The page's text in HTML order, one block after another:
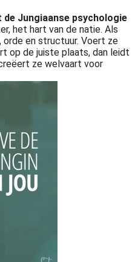
de Jungiaanse psychologie
het hart van de natie. Als
en structuur. Voert ze
op de juiste plaats, dan leidt
ze welvaart voor